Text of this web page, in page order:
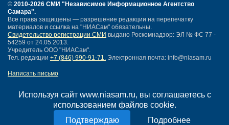
Используя сайт www.niasam.ru, вы соглашаетесь с
использованием файлов cookie.
Подробнее
© 2010-2026 СМИ "Независимое Информационное Агентство
Самара".
Все права защищены — разрешение редакции на перепечатку
материалов и ссылка на "НИАСам" обязательны.
Свидетельство регистрации СМИ выдано Роскомнадзор: ЭЛ № ФС 77 -
54259 от 24.05.2013.
Учредитель ООО "НИАСам".
Тел. редакции +7 (846) 990-91-71. Электронная почта: info@niasam.ru
Написать письмо
Нашли ошибку?
Политика конфиденциальности